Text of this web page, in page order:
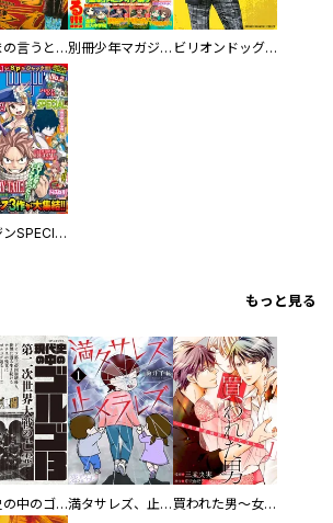
神さまの言うとおり弐 別冊少年マガジン ビリオンドッグズ
マガジンSPECIAL
もっと見る
現代史の中のゴルゴ13 満タサレズ、止メラレズ 買われた男～女性限定快感セラピスト～【描き下ろしおまけ付き特装版】